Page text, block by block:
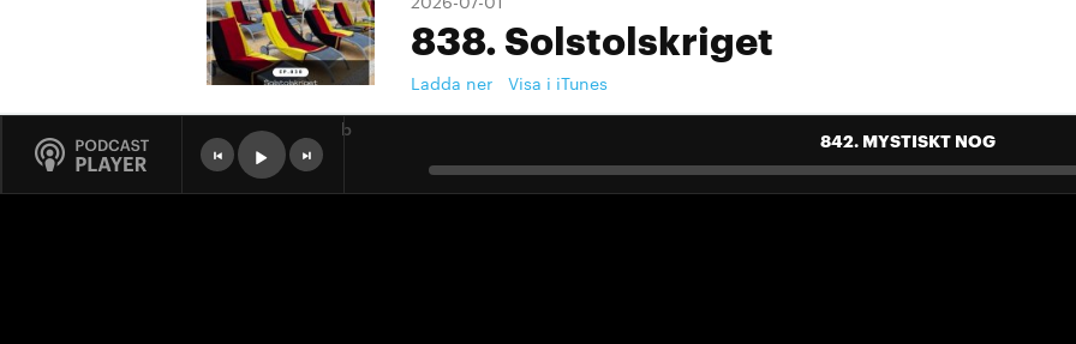
838. Solstolskriget
Ladda ner Visa i iTunes
9. "Ett landslag att älska"
842. MYSTISKT NOG
b